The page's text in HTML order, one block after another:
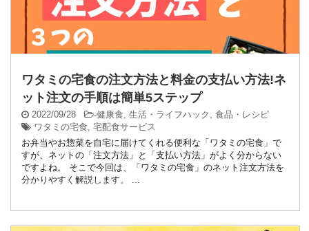
ワタミの宅食の注文方法と料金の支払い方法!ネ
ット注文の手順は簡単5ステップ
2022/09/28 -健康食 生活・ライフハック
食品・レシピ
ワタミの宅食 宅配食サービス
お弁当やお惣菜を自宅に届けてくれる便利な「ワタミの宅食」で
すが、ネットの「注文方法」と「支払い方法」がよく分からない
ですよね。 そこで今回は、「ワタミの宅食」のネット注文方法を
分かりやすく解説します。 ...